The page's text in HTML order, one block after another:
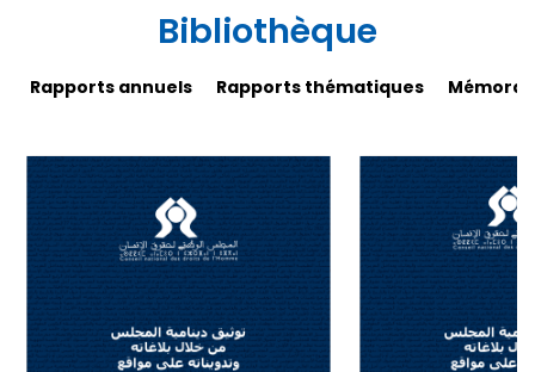
Bibliothèque
Rapports annuels Rapports thématiques